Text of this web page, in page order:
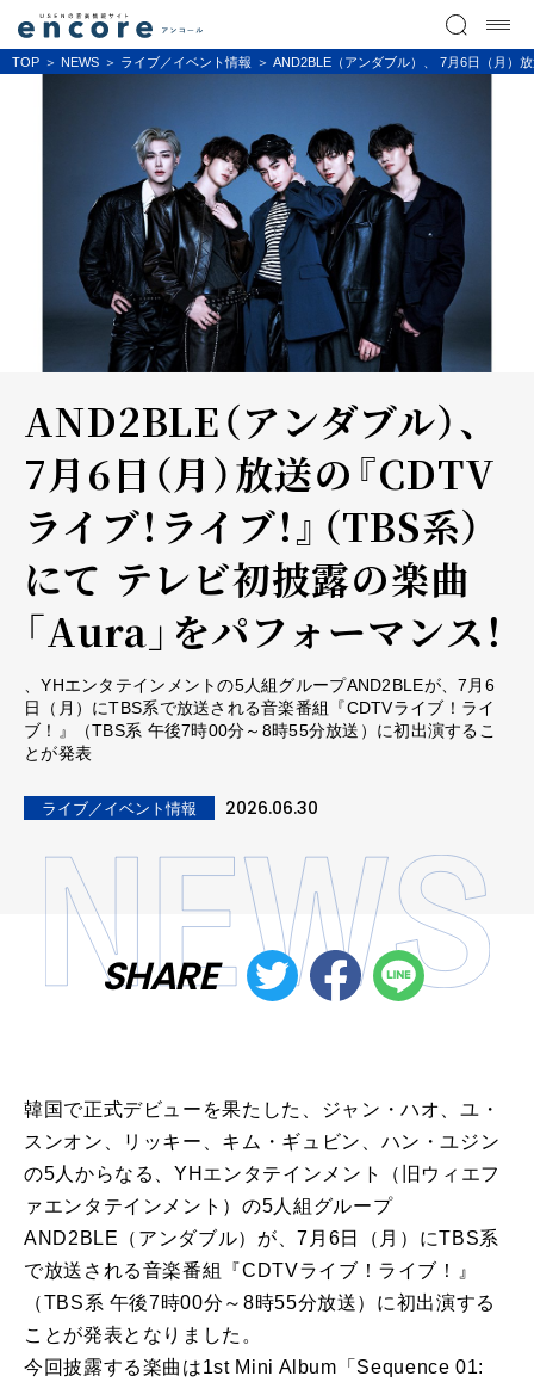
TOP NEWS ライブ／イベント情報 AND2BLE（アンダブル）、 7月6日（月）
AND2BLE（アンダブル）、
7月6日（月）放送の『CDTV
ライブ！ライブ！』（TBS系）
にて テレビ初披露の楽曲
「Aura」をパフォーマンス！
、YHエンタテインメントの5人組グループAND2BLEが、7月6
日（月）にTBS系で放送される音楽番組『CDTVライブ！ライ
ブ！』（TBS系 午後7時00分～8時55分放送）に初出演するこ
とが発表
ライブ／イベント情報 2026.06.30
SHARE
韓国で正式デビューを果たした、ジャン・ハオ、ユ・
スンオン、リッキー、キム・ギュビン、ハン・ユジン
の5人からなる、YHエンタテインメント（旧ウィエフ
ァエンタテインメント）の5人組グループ
AND2BLE（アンダブル）が、7月6日（月）にTBS系
で放送される音楽番組『CDTVライブ！ライブ！』
（TBS系 午後7時00分～8時55分放送）に初出演する
ことが発表となりました。
今回披露する楽曲は1st Mini Album「Sequence 01: